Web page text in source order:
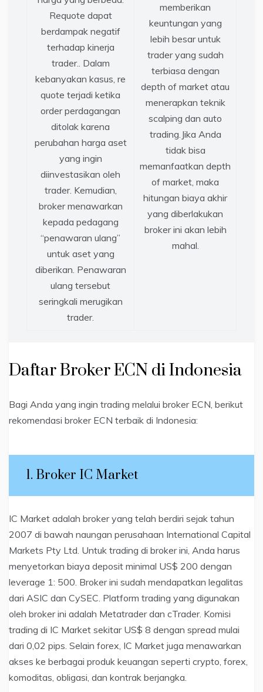
Requote dapat
berdampak negatif
terhadap kinerja
trader.. Dalam
kebanyakan kasus, re
quote terjadi ketika
order perdagangan
ditolak karena
perubahan harga aset
yang ingin
diinvestasikan oleh
trader. Kemudian,
broker menawarkan
kepada pedagang
“penawaran ulang”
untuk aset yang
diberikan. Penawaran
ulang tersebut
seringkali merugikan
trader.
memberikan
keuntungan yang
lebih besar untuk
trader yang sudah
terbiasa dengan
depth of market atau
menerapkan teknik
scalping dan auto
trading.Jika Anda
tidak bisa
memanfaatkan depth
of market, maka
hitungan biaya akhir
yang diberlakukan
broker ini akan lebih
mahal.
Daftar Broker ECN di Indonesia
Bagi Anda yang ingin trading melalui broker ECN, berikut
rekomendasi broker ECN terbaik di Indonesia:
1. Broker IC Market
IC Market adalah broker yang telah berdiri sejak tahun
2007 di bawah naungan perusahaan International Capital
Markets Pty Ltd. Untuk trading di broker ini, Anda harus
menyetorkan biaya deposit minimal US$ 200 dengan
leverage 1: 500. Broker ini sudah mendapatkan legalitas
dari ASIC dan CySEC. Platform trading yang digunakan
oleh broker ini adalah Metatrader dan cTrader. Komisi
trading di IC Market sekitar US$ 8 dengan spread mulai
dari 0,02 pips. Selain forex, IC Market juga menawarkan
akses ke berbagai produk keuangan seperti crypto, forex,
komoditas, obligasi, dan kontrak berjangka.